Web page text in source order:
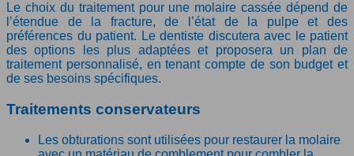
Le choix du traitement pour une molaire cassée dépend de
l’étendue de la fracture, de l’état de la pulpe et des
préférences du patient. Le dentiste discutera avec le patient
des options les plus adaptées et proposera un plan de
traitement personnalisé, en tenant compte de son budget et
de ses besoins spécifiques.
Traitements conservateurs
Les obturations sont utilisées pour restaurer la molaire